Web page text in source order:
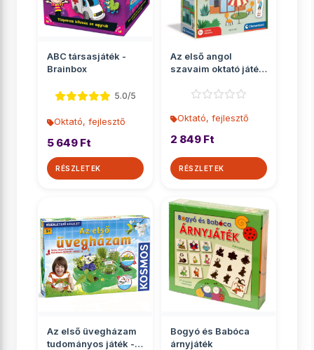
ABC társasjáték -
Brainbox
5.0/5
Oktató, fejlesztő
5 649 Ft
RÉSZLETEK
Az első angol
szavaim oktató játék
Oktató, fejlesztő
2 849 Ft
RÉSZLETEK
Az első üvegházam
tudományos játék -
Bogyó és Babóca
árnyjáték